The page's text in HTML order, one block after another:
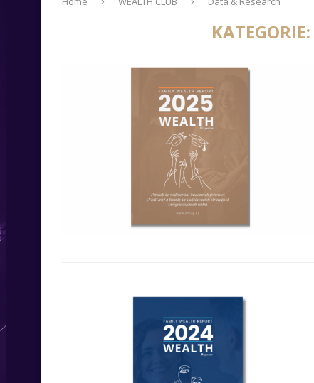
KATEGORIE: